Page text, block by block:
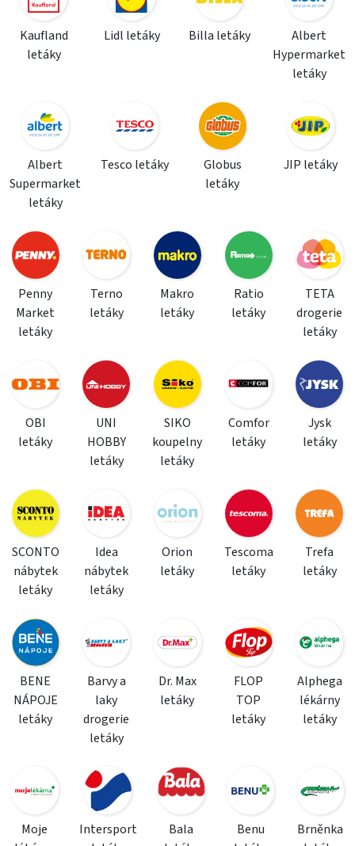
Kaufland
letáky
Lidl letáky Billa letáky
Albert
Hypermarket
letáky
Albert
Supermarket
letáky
Tesco letáky
Globus
letáky
JIP letáky
Penny
Market
letáky
Terno
letáky
Makro
letáky
Ratio
letáky
TETA
drogerie
letáky
OBI
letáky
UNI
HOBBY
letáky
SIKO
koupelny
letáky
Comfor
letáky
Jysk
letáky
SCONTO
nábytek
letáky
Idea
nábytek
letáky
Orion
letáky
Tescoma
letáky
Trefa
letáky
BENE
NÁPOJE
letáky
Barvy a
laky
drogerie
letáky
Dr. Max
letáky
FLOP
TOP
letáky
Alphega
lékárny
letáky
Moje
Intersport
Bala
Benu
Brněnka